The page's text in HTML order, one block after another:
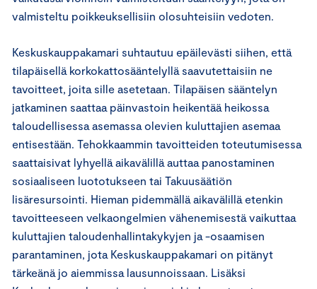
valmisteltu poikkeuksellisiin olosuhteisiin vedoten.
Keskuskauppakamari suhtautuu epäilevästi siihen, että
tilapäisellä korkokattosääntelyllä saavutettaisiin ne
tavoitteet, joita sille asetetaan. Tilapäisen sääntelyn
jatkaminen saattaa päinvastoin heikentää heikossa
taloudellisessa asemassa olevien kuluttajien asemaa
entisestään. Tehokkaammin tavoitteiden toteutumisessa
saattaisivat lyhyellä aikavälillä auttaa panostaminen
sosiaaliseen luototukseen tai Takuusäätiön
lisäresursointi. Hieman pidemmällä aikavälillä etenkin
tavoitteeseen velkaongelmien vähenemisestä vaikuttaa
kuluttajien taloudenhallintakykyjen ja -osaamisen
parantaminen, jota Keskuskauppakamari on pitänyt
tärkeänä jo aiemmissa lausunnoissaan. Lisäksi